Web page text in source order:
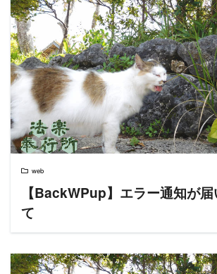
READ MORE
web
【BackWPup】エラー通知が
て